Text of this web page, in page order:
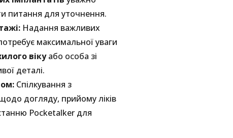
питання для уточнення.
Надання важливих
максимальної уваги
вікуабо особа зі
деталі.
Спілкування з
догляду, прийому ліків
Pocketalker для